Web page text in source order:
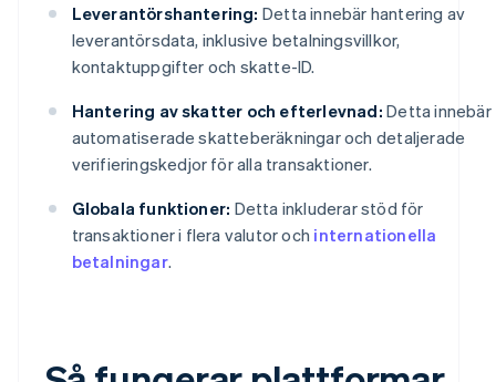
Leverantörshantering: Detta innebär hantering av
leverantörsdata, inklusive betalningsvillkor,
kontaktuppgifter och skatte-ID.
Hantering av skatter och efterlevnad: Detta innebär
automatiserade skatteberäkningar och detaljerade
verifieringskedjor för alla transaktioner.
Globala funktioner: Detta inkluderar stöd för
transaktioner i flera valutor och internationella
betalningar.